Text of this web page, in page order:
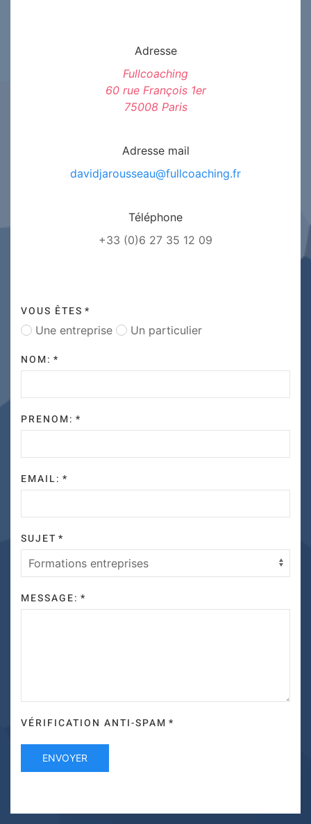
Adresse
Fullcoaching
60 rue François 1er
75008 Paris
Adresse mail
davidjarousseau@fullcoaching.fr
Téléphone
+33 (0)6 27 35 12 09
VOUS ÊTES *
Une entreprise Un particulier
NOM: *
PRENOM: *
EMAIL: *
SUJET*
MESSAGE: *
VÉRIFICATION ANTI-SPAM *
ENVOYER